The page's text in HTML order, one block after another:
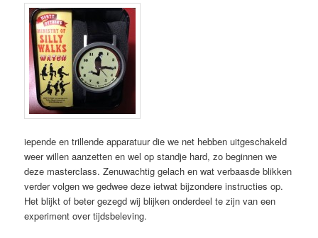
iepende en trillende apparatuur die we net hebben uitgeschakeld
weer willen aanzetten en wel op standje hard, zo beginnen we
deze masterclass. Zenuwachtig gelach en wat verbaasde blikken
verder volgen we gedwee deze ietwat bijzondere instructies op.
Het blijkt of beter gezegd wij blijken onderdeel te zijn van een
experiment over tijdsbeleving.